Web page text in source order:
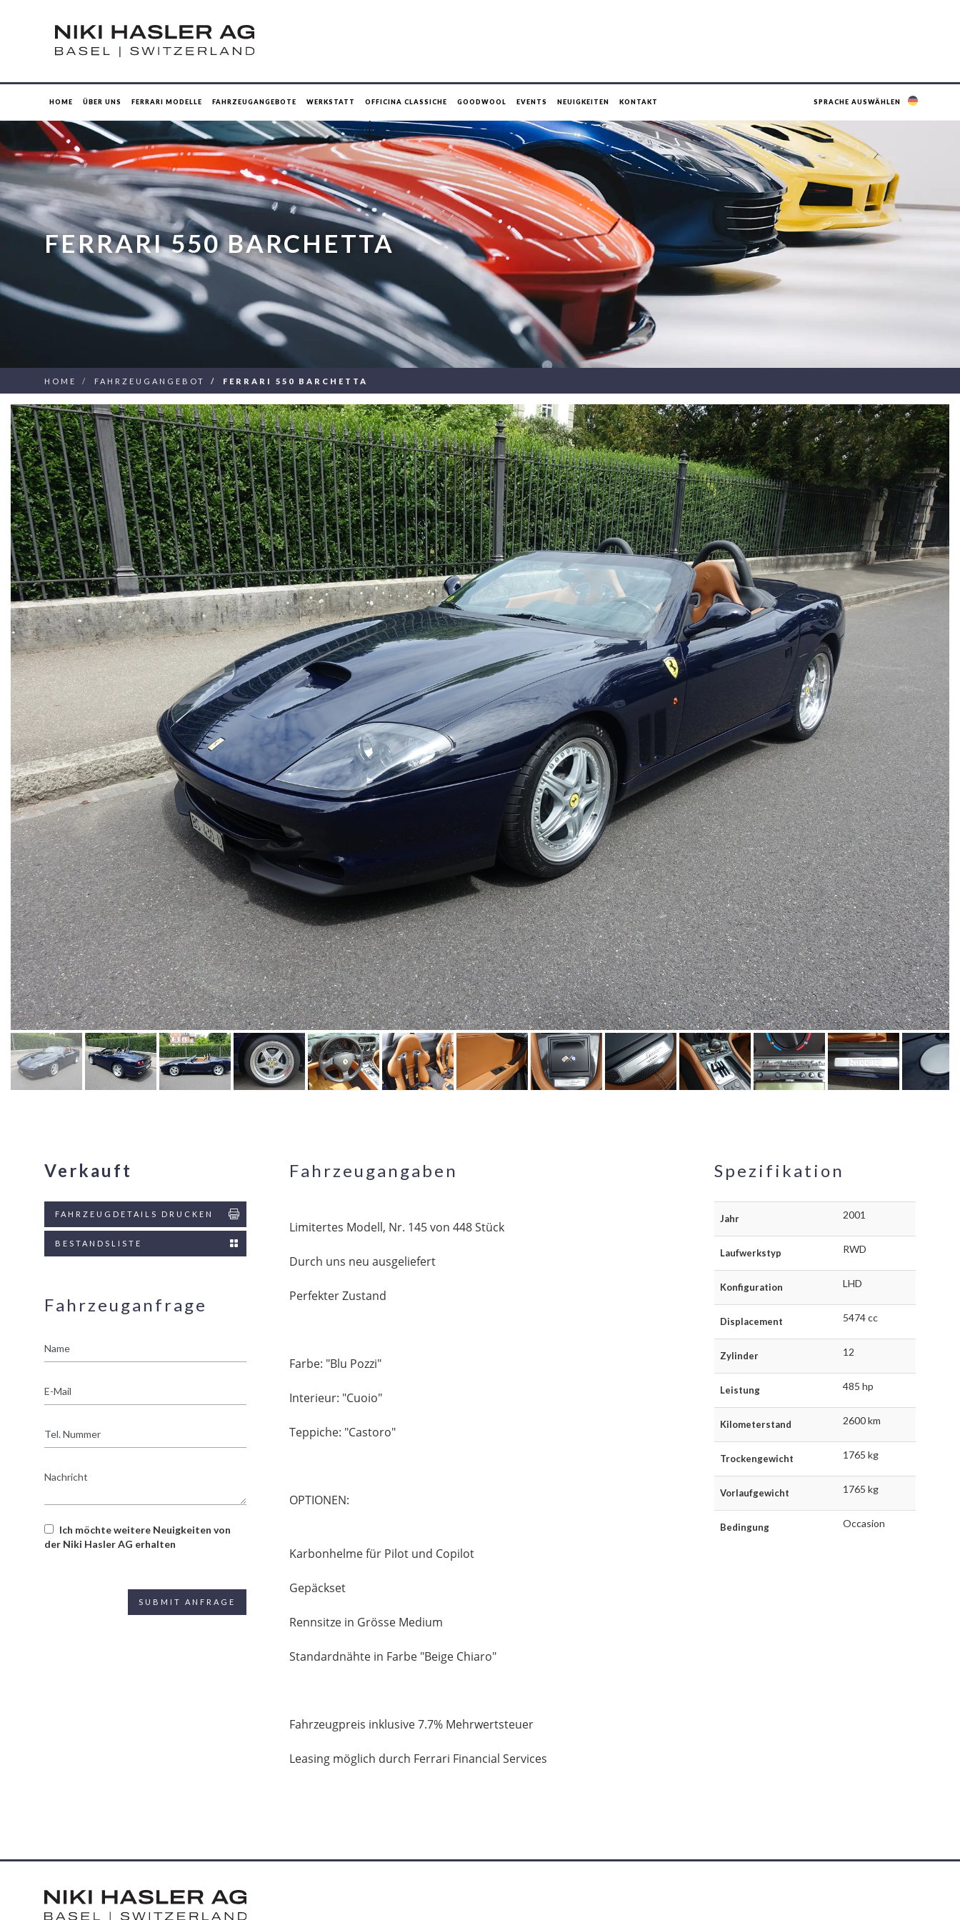
HOME ÜBER UNS FERRARI MODELLE FAHRZEUGANGEBOTE WERKSTATT OFFICINA CLASSICHE GOODWOOL EVENTS NEUIGKEITEN KONTAKT SPRACHE AUSWÄHLEN
FERRARI 550 BARCHETTA
HOME FAHRZEUGANGEBOT FERRARI 550 BARCHETTA
Verkauft
FAHRZEUGDETAILS DRUCKEN
BESTANDSLISTE
Fahrzeuganfrage
Mail
Nummer
Ich möchte weitere Neuigkeiten von
der Niki Hasler AG erhalten
Fahrzeugangaben
Limitertes Modell, Nr. 145 von 448 Stück
Durch uns neu ausgeliefert
Perfekter Zustand
Farbe: "Blu Pozzi"
Interieur: "Cuoio"
Teppiche: "Castoro"
OPTIONEN:
Karbonhelme für Pilot und Copilot
Gepäckset
Rennsitze in Grösse Medium
Standardnähte in Farbe "Beige Chiaro"
Fahrzeugpreis inklusive 7.7% Mehrwertsteuer
Leasing möglich durch Ferrari Financial Services
Spezifikation
Jahr 2001
Laufwerkstyp RWD
Konfiguration LHD
Displacement 5474 cc
Zylinder 12
Leistung 485 hp
Kilometerstand 2600 km
Trockengewicht 1765 kg
Vorlaufgewicht 1765 kg
Bedingung Occasion